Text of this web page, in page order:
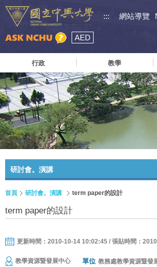
::: 網站導覽
AED
行政 教學
研討會。演講
首頁 研討會。演講 term paper的設計
term paper的設計
更新時間：2010-10-14 10:02:45 / 張貼時間：
教學資源暨發展中心 單位 教務處教學資源暨發